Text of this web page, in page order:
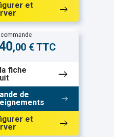
et
commande
,00 € TTC
fiche
de
et